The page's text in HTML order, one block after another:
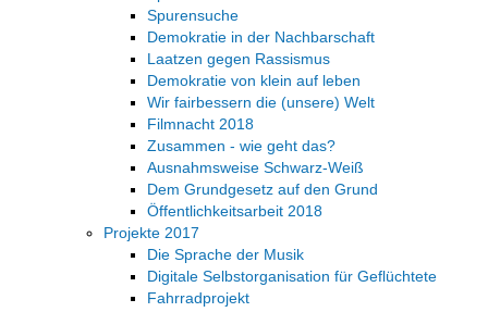
Spurensuche
Demokratie in der Nachbarschaft
Laatzen gegen Rassismus
Demokratie von klein auf leben
Wir fairbessern die (unsere) Welt
Filmnacht 2018
Zusammen - wie geht das?
Ausnahmsweise Schwarz-Weiß
Dem Grundgesetz auf den Grund
Öffentlichkeitsarbeit 2018
Projekte 2017
Die Sprache der Musik
Digitale Selbstorganisation für Geflüchtete
Fahrradprojekt